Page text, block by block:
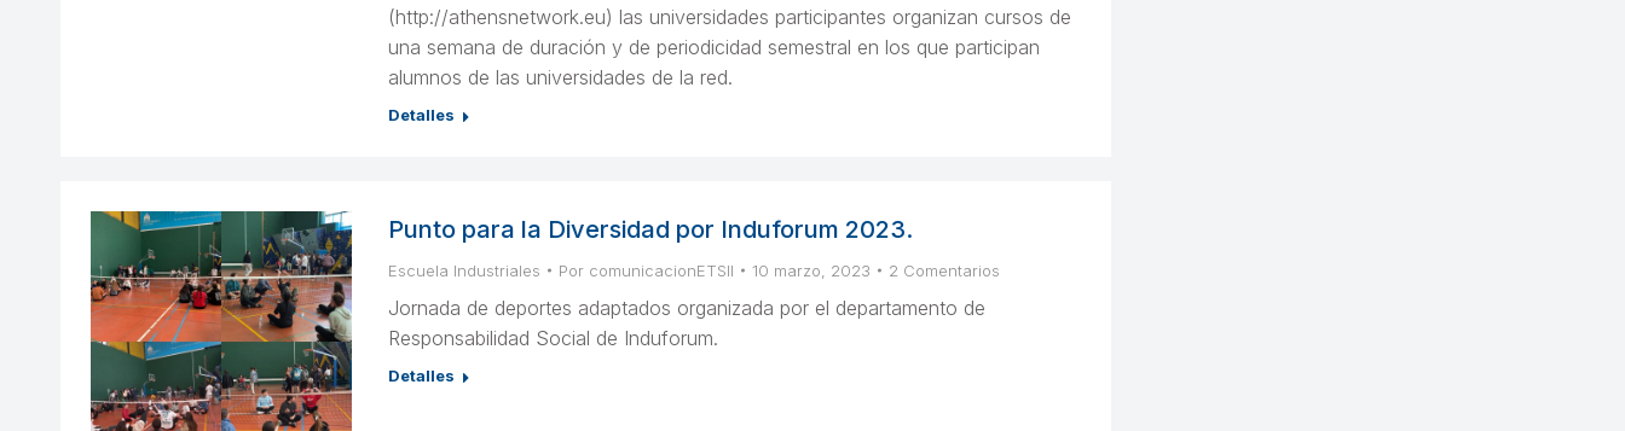
(http://athensnetwork.eu) las universidades participantes organizan cursos de
una semana de duración y de periodicidad semestral en los que participan
alumnos de las universidades de la red.
Detalles
Punto para la Diversidad por Induforum 2023.
Escuela Industriales Por comunicacionETSII 10 marzo, 2023 2 Comentarios
Jornada de deportes adaptados organizada por el departamento de
Responsabilidad Social de Induforum.
Detalles